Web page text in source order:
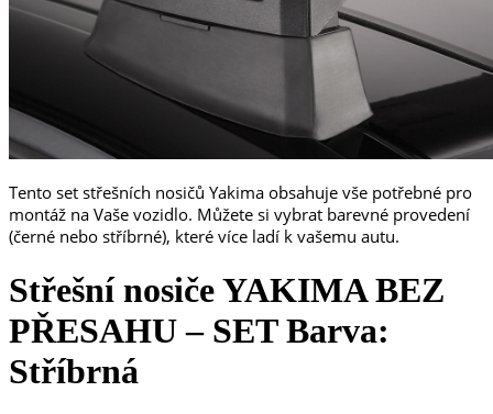
Tento set střešních nosičů Yakima obsahuje vše potřebné pro
montáž na Vaše vozidlo. Můžete si vybrat barevné provedení
(černé nebo stříbrné), které více ladí k vašemu autu.
Střešní nosiče YAKIMA BEZ
PŘESAHU – SET Barva:
Stříbrná